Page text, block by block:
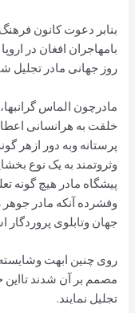
بنابر دعوت کانون
بامهاجران افغان در
روز جهانی مادر تجليل
مادرچون الماس
خلقت به هرانسانی
پرستانه وبه دور ازهر
وثروتمند به يک نوع
پيشگاه مادر هيچ گونه
وفشرده آنکه مادر
جهان وتابلوی پروردگار
روی چنين ابهت
مصمم بر آن شدند تااین
تجليل نمايند.